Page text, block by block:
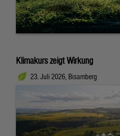
Klimakurs zeigt Wirkung
23. Juli 2026, Bisamberg